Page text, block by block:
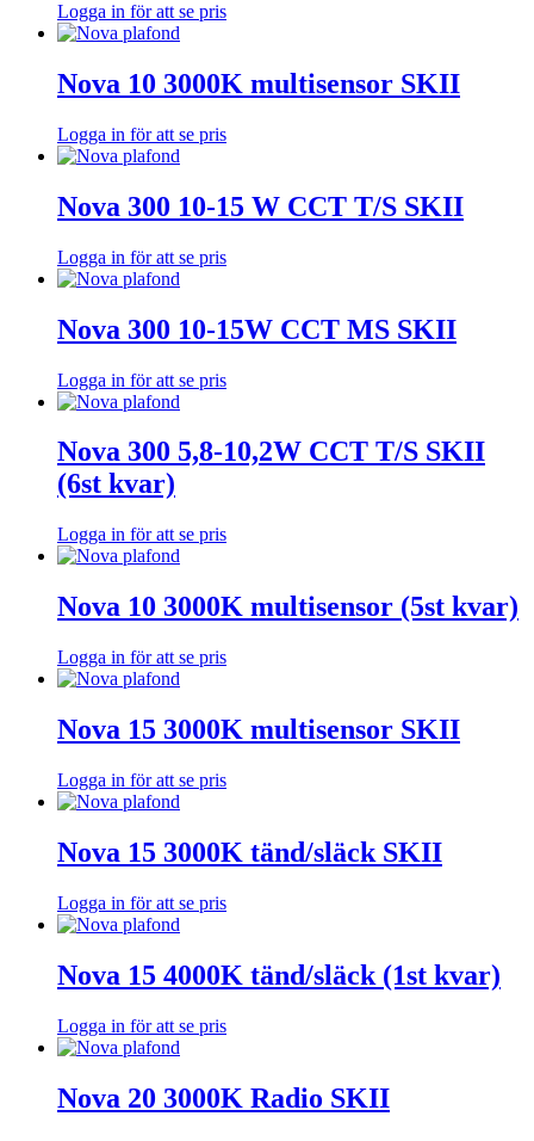
Logga in för att se pris
Nova 10 3000K multisensor SKII
Logga in för att se pris
Nova 300 10-15 W CCT T/S SKII
Logga in för att se pris
Nova 300 10-15W CCT MS SKII
Logga in för att se pris
Nova 300 5,8-10,2W CCT T/S SKII
(6st kvar)
Logga in för att se pris
Nova 10 3000K multisensor (5st kvar)
Logga in för att se pris
Nova 15 3000K multisensor SKII
Logga in för att se pris
Nova 15 3000K tänd/släck SKII
Logga in för att se pris
Nova 15 4000K tänd/släck (1st kvar)
Logga in för att se pris
Nova 20 3000K Radio SKII